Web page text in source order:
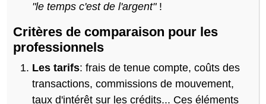
"le temps c'est de l'argent" !
Critères de comparaison pour les
professionnels
Les tarifs: frais de tenue compte, coûts des
transactions, commissions de mouvement,
taux d'intérêt sur les crédits... Ces éléments